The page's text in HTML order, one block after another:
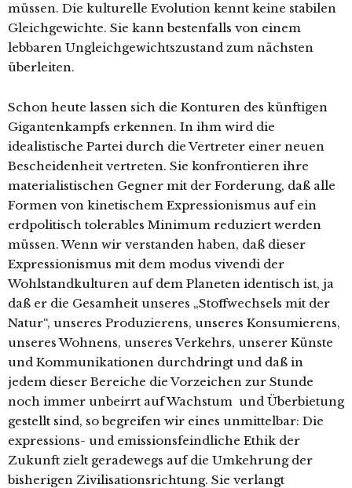
müssen. Die kulturelle Evolution kennt keine stabilen
Gleichgewichte. Sie kann bestenfalls von einem
lebbaren Ungleichgewichtszustand zum nächsten
überleiten.
Schon heute lassen sich die Konturen des künftigen
Gigantenkampfs erkennen. In ihm wird die
idealistische Partei durch die Vertreter einer neuen
Bescheidenheit vertreten. Sie konfrontieren ihre
materialistischen Gegner mit der Forderung, daß alle
Formen von kinetischem Expressionismus auf ein
erdpolitisch tolerables Minimum reduziert werden
müssen. Wenn wir verstanden haben, daß dieser
Expressionismus mit dem modus vivendi der
Wohlstandkulturen auf dem Planeten identisch ist, ja
daß er die Gesamheit unseres „Stoffwechsels mit der
Natur“, unseres Produzierens, unseres Konsumierens,
unseres Wohnens, unseres Verkehrs, unserer Künste
und Kommunikationen durchdringt und daß in
jedem dieser Bereiche die Vorzeichen zur Stunde
noch immer unbeirrt auf Wachstum und Überbietung
gestellt sind, so begreifen wir eines unmittelbar: Die
expressions- und emissionsfeindliche Ethik der
Zukunft zielt geradewegs auf die Umkehrung der
bisherigen Zivilisationsrichtung. Sie verlangt